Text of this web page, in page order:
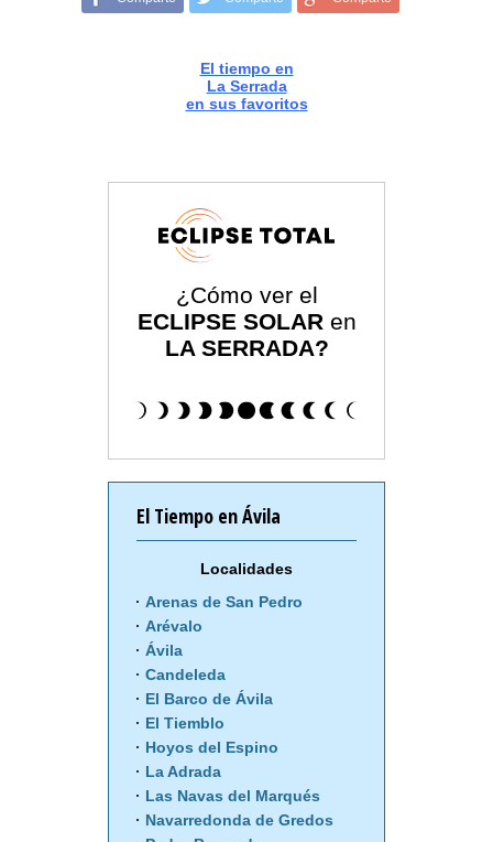
El tiempo en
La Serrada
en sus favoritos
¿Cómo ver el
ECLIPSE SOLAR en
LA SERRADA?
El Tiempo en Ávila
Localidades
Arenas de San Pedro
Arévalo
Ávila
Candeleda
El Barco de Ávila
El Tiemblo
Hoyos del Espino
La Adrada
Las Navas del Marqués
Navarredonda de Gredos